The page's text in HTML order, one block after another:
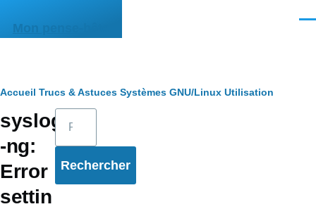
Mon pense-bête
Fil
d'Ariane
Accueil Trucs & Astuces Systèmes GNU/Linux Utilisation
syslog
-ng:
Error
settin
Rechercher